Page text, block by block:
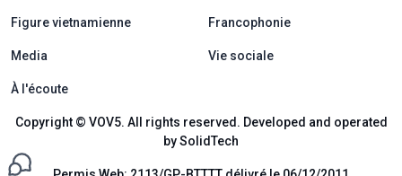
Figure vietnamienne Francophonie
Media Vie sociale
À l'écoute
Copyright © VOV5. All rights reserved. Developed and operated
by SolidTech